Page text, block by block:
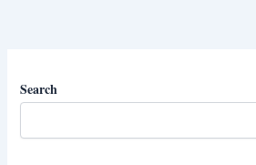
Search